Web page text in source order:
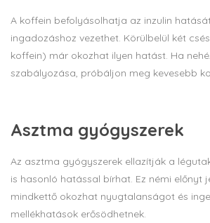
A koffein befolyásolhatja az inzulin
ingadozáshoz vezethet. Körülbelül két
koffein) már okozhat ilyen hatást. Ha
szabályozása, próbáljon meg kevesebb
Asztma gyógyszerek
Az asztma gyógyszerek ellazítják a
is hasonló hatással bírhat. Ez némi előnyt
mindkettő okozhat nyugtalanságot és
mellékhatások erősödhetnek.